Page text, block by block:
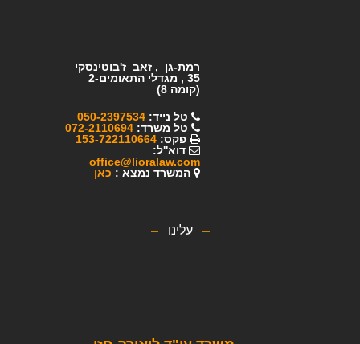
רמת-גן , זאב ז'בוטינסקי
35 ,
(קומה 8)
טל נייד: 050-2397534
טל משרד: 072-2110694
פקס: 153-722110664
דוא''ל:
office@lioralaw.com
המשרד נמצא : כאן
עלינו